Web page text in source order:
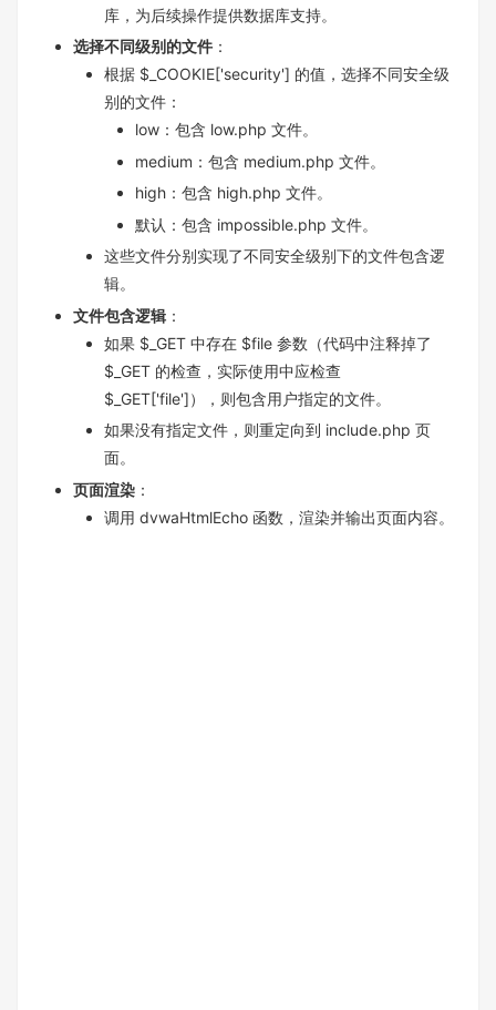
库，为后续操作提供数据库支持。
选择不同级别的文件 ：
根据 $_COOKIE['security'] 的值，选择不同安全级
别的文件：
low：包含 low.php 文件。
medium：包含 medium.php 文件。
high：包含 high.php 文件。
默认：包含 impossible.php 文件。
这些文件分别实现了不同安全级别下的文件包含逻
辑。
文件包含逻辑 ：
如果 $_GET 中存在 $file 参数（代码中注释掉了
$_GET 的检查，实际使用中应检查
$_GET['file']），则包含用户指定的文件。
如果没有指定文件，则重定向到 include.php 页
面。
页面渲染 ：
调用 dvwaHtmlEcho 函数，渲染并输出页面内容。